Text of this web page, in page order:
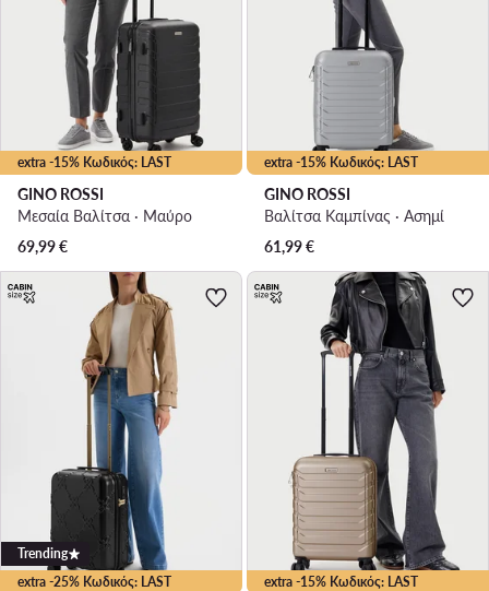
extra -15% Κωδικός: LAST
GINO ROSSI
Μεσαία Βαλίτσα · Μαύρο
69,99€
extra -15% Κωδικός: LAST
GINO ROSSI
Βαλίτσα Καμπίνας · Ασημί
61,99€
extra -25% Κωδικός: LAST
Trending
extra -15% Κωδικός: LAST